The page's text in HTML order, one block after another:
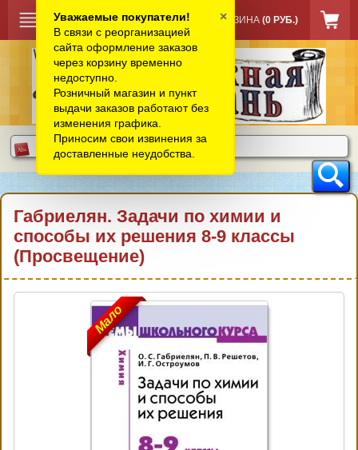
КОРЗИНА (0 РУБ.)
Габриелян. Задачи по химии и
способы их решения 8-9 классы
(Просвещение)
Мало
Уважаемые покупатели!
В связи с реорганизацией
сайта оформление заказов
через корзину временно
недоступно.
Розничный магазин и пункт
выдачи заказов работают без
изменения графика.
Приносим свои извинения за
доставленные неудобства.
×